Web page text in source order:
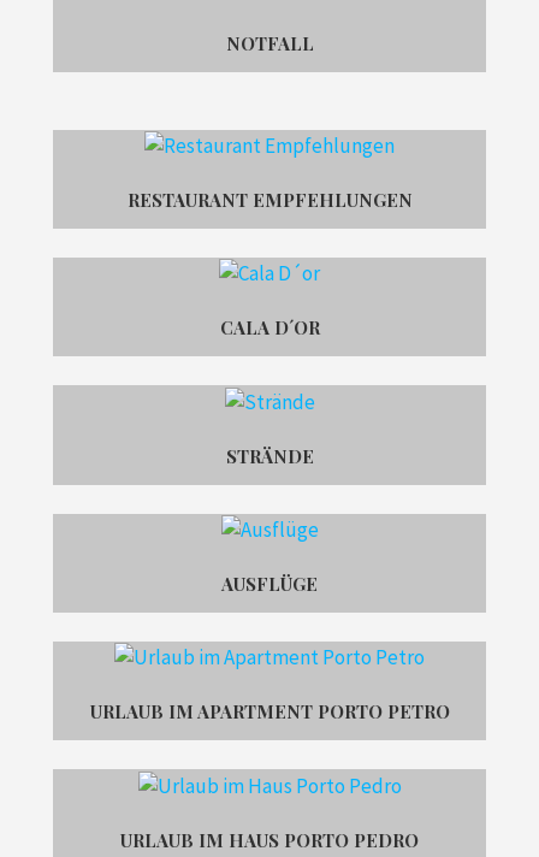
NOTFALL
RESTAURANT EMPFEHLUNGEN
CALA D´OR
STRÄNDE
AUSFLÜGE
URLAUB IM APARTMENT PORTO PETRO
URLAUB IM HAUS PORTO PEDRO